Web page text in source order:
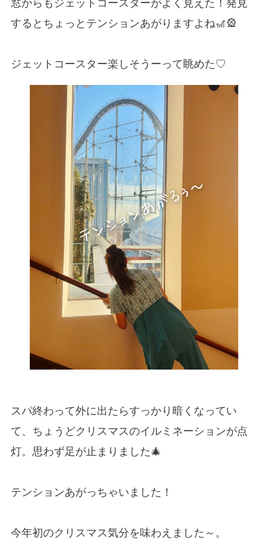
窓からもジェットコースターがよく見えた！発見
するとちょっとテンションあがりますよね🎢🎡
ジェットコースター楽しそうーって眺めた♡
スパ終わって外に出たらすっかり暗くなってい
て、ちょうどクリスマスのイルミネーションが点
灯。思わず足が止まりました🎄
テンションあがっちゃいました！
今年初のクリスマス気分を味わえました～。